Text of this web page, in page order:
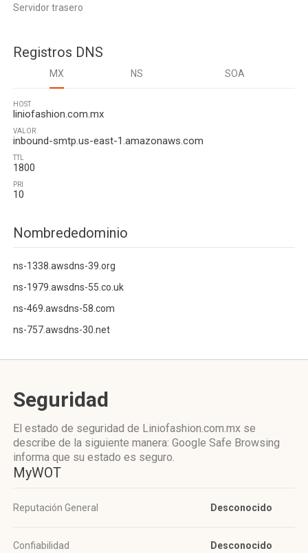
Servidor trasero
Registros DNS
MX NS SOA
HOST
liniofashion.com.mx
VALOR
inbound-smtp.us-east-1.amazonaws.com
TTL
1800
PRI
10
Nombrededominio
ns-1338.awsdns-39.org
ns-1979.awsdns-55.co.uk
ns-469.awsdns-58.com
ns-757.awsdns-30.net
Seguridad
El estado de seguridad de Liniofashion.com.mx se
describe de la siguiente manera: Google Safe Browsing
informa que su estado es seguro.
MyWOT
Reputación General Desconocido
Confiabilidad
Desconocido